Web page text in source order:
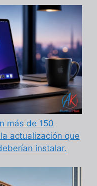
más de 150
actualización que
instalar.